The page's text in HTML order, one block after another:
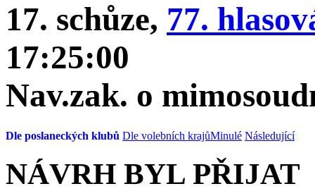
17. schůze, 77.
17:25:00
Nav.zak. o
Dle poslaneckých klubů Dle volebních krajůMinulé Následující
NÁVRH BYL PŘIJAT